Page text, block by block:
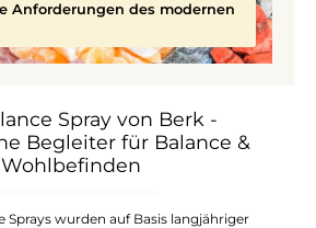
Anforderungen des modernen
Spray von Berk -
Begleiter für Balance &
Wohlbefinden
Sprays wurden auf Basis langjähriger